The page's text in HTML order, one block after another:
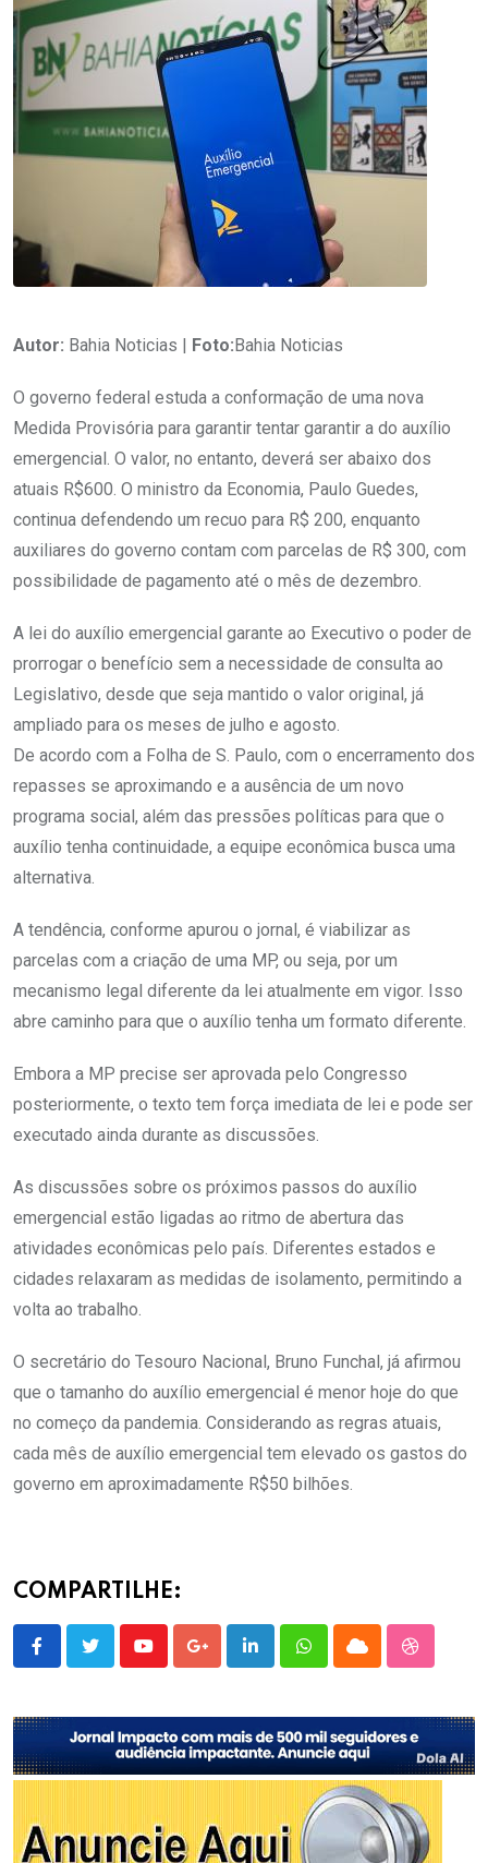
Autor: Bahia Noticias | Foto: Bahia Noticias
O governo federal estuda a conformação de uma nova
Medida Provisória para garantir tentar garantir a do auxílio
emergencial. O valor, no entanto, deverá ser abaixo dos
atuais R$600. O ministro da Economia, Paulo Guedes,
continua defendendo um recuo para R$ 200, enquanto
auxiliares do governo contam com parcelas de R$ 300, com
possibilidade de pagamento até o mês de dezembro.
A lei do auxílio emergencial garante ao Executivo o poder de
prorrogar o benefício sem a necessidade de consulta ao
Legislativo, desde que seja mantido o valor original, já
ampliado para os meses de julho e agosto.
De acordo com a Folha de S. Paulo, com o encerramento dos
repasses se aproximando e a ausência de um novo
programa social, além das pressões políticas para que o
auxílio tenha continuidade, a equipe econômica busca uma
alternativa.
A tendência, conforme apurou o jornal, é viabilizar as
parcelas com a criação de uma MP, ou seja, por um
mecanismo legal diferente da lei atualmente em vigor. Isso
abre caminho para que o auxílio tenha um formato diferente.
Embora a MP precise ser aprovada pelo Congresso
posteriormente, o texto tem força imediata de lei e pode ser
executado ainda durante as discussões.
As discussões sobre os próximos passos do auxílio
emergencial estão ligadas ao ritmo de abertura das
atividades econômicas pelo país. Diferentes estados e
cidades relaxaram as medidas de isolamento, permitindo a
volta ao trabalho.
O secretário do Tesouro Nacional, Bruno Funchal, já afirmou
que o tamanho do auxílio emergencial é menor hoje do que
no começo da pandemia. Considerando as regras atuais,
cada mês de auxílio emergencial tem elevado os gastos do
governo em aproximadamente R$50 bilhões.
COMPARTILHE:
YoutubeGoogle+LinkedInWhatsappCloud